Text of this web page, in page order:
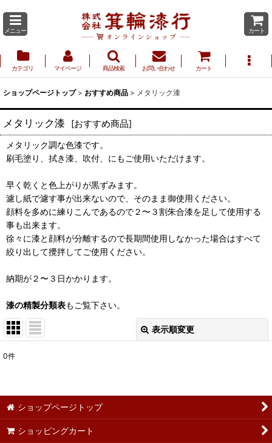
メニュー カート
カテゴリ マイページ 商品検索 お問い合わせ カート
ショップページトップ > おすすめ商品 > メタリック漆
メタリック漆 [おすすめ商品]
メタリック調な色漆です。
刷毛塗り、拭き漆、吹付、にもご使用いただけます。
早く乾くと色上がりが黒ずみます。
濾し紙で濾す事が出来ないので、そのまま御使用ください。
顔料を多めに練りこんであるので２〜３割朱合漆を足して使用する
事も出来ます。
徐々に漆と顔料が分離するので長期間使用しなかった場合はすべて
絞り出して攪拌してご使用ください。
納期が２〜３日かかります。
漆の精製分類表もご覧下さい。
表示順変更
並び順:
0件
ショップページトップ
ショッピングカート